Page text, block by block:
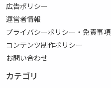
広告ポリシー
運営者情報
プライバシーポリシー・免責事項
コンテンツ制作ポリシー
お問い合わせ
カテゴリ